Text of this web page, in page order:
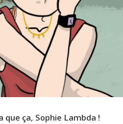
LA SUITE
que ça, Sophie Lambda !